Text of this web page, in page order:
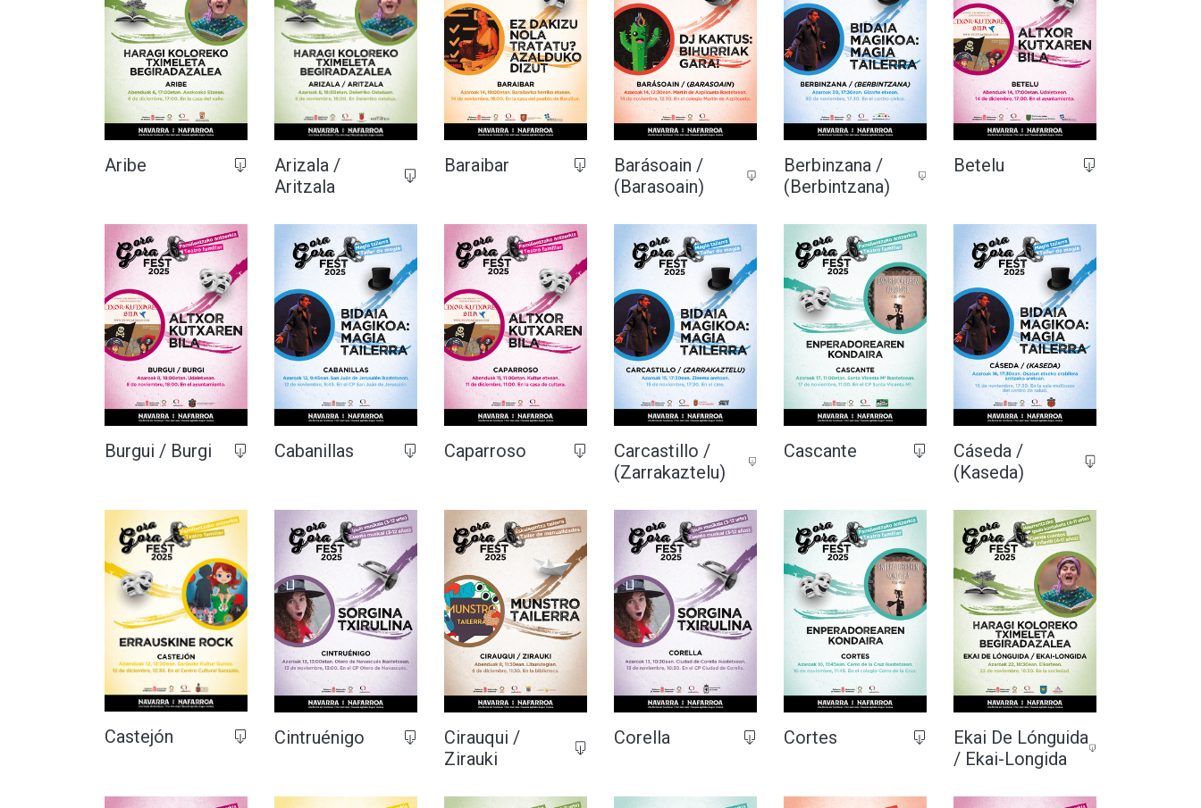
Aribe
Arizala /
Aritzala
Baraibar
Barásoain /
(Barasoain)
Berbinzana /
(Berbintzana)
Betelu
Burgui / Burgi Cabanillas Caparroso
Carcastillo /
(Zarrakaztelu)
Cascante
Cáseda /
(Kaseda)
Castejón Cintruénigo
Cirauqui /
Zirauki
Corella Cortes
Ekai De Lónguida
/ Ekai-Longida